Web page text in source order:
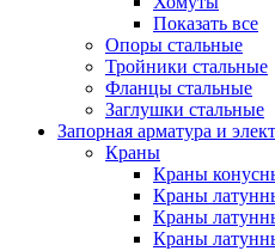
Показать все
Опоры стальные
Тройники стальные
Фланцы стальные
Заглушки стальные
Запорная арматура и
Краны
Краны
Краны
Краны
Краны